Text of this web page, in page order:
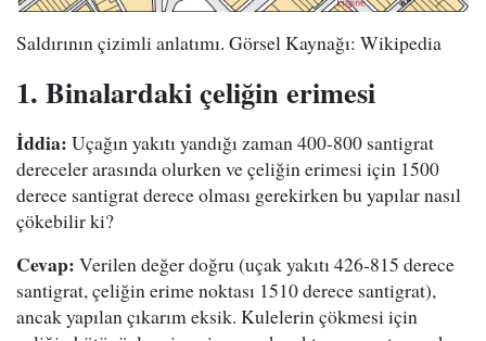
Saldırının çizimli anlatımı. Görsel Kaynağı: Wikipedia
1. Binalardaki çeliğin erimesi
İddia: Uçağın yakıtı yandığı zaman 400-800 santigrat
dereceler arasında olurken ve çeliğin erimesi için 1500
derece santigrat derece olması gerekirken bu yapılar nasıl
çökebilir ki?
Cevap: Verilen değer doğru (uçak yakıtı 426-815 derece
santigrat, çeliğin erime noktası 1510 derece santigrat),
ancak yapılan çıkarım eksik. Kulelerin çökmesi için